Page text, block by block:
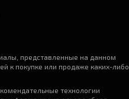
представленные на данном
к покупке или продаже каких-либо
технологии